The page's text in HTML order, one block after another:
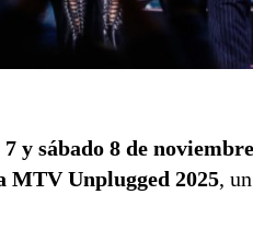
y sábado 8 de noviembre
MTV Unplugged 2025,